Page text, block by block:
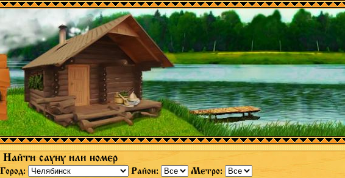
Найти сауну или номер
Город: Район:
Метро: